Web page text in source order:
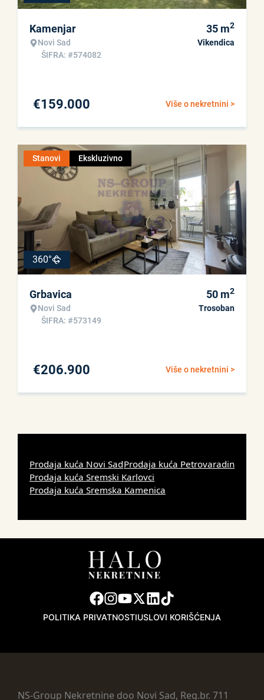
Kamenjar
Novi Sad
ŠIFRA: #574082
35 m2
Vikendica
Više o nekretnini >
€159.000
Stanovi Ekskluzivno
360°
Grbavica
Novi Sad
ŠIFRA: #573149
50 m2
Trosoban
Više o nekretnini >
€206.900
Prodaja kuća Novi SadProdaja kuća Petrovaradin
Prodaja kuća Sremski Karlovci
Prodaja kuća Sremska Kamenica
POLITIKA PRIVATNOSTIUSLOVI KORIŠĆENJA
NS-Group Nekretnine doo Novi Sad, Reg.br. 711